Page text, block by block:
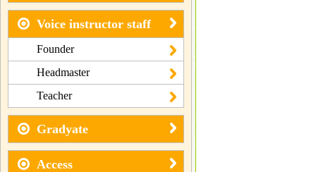
Voice instructor staff
Founder
Headmaster
Teacher
Gradyate
Access